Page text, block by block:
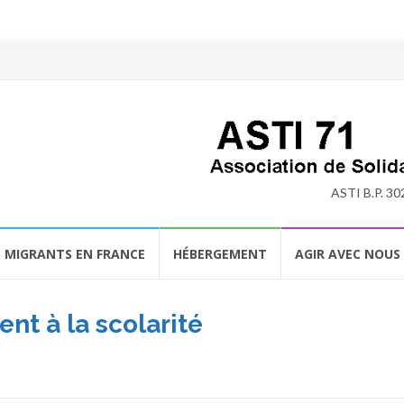
ASTI B.P.
MIGRANTS EN FRANCE HÉBERGEMENT AGIR AVEC NOUS
à la scolarité